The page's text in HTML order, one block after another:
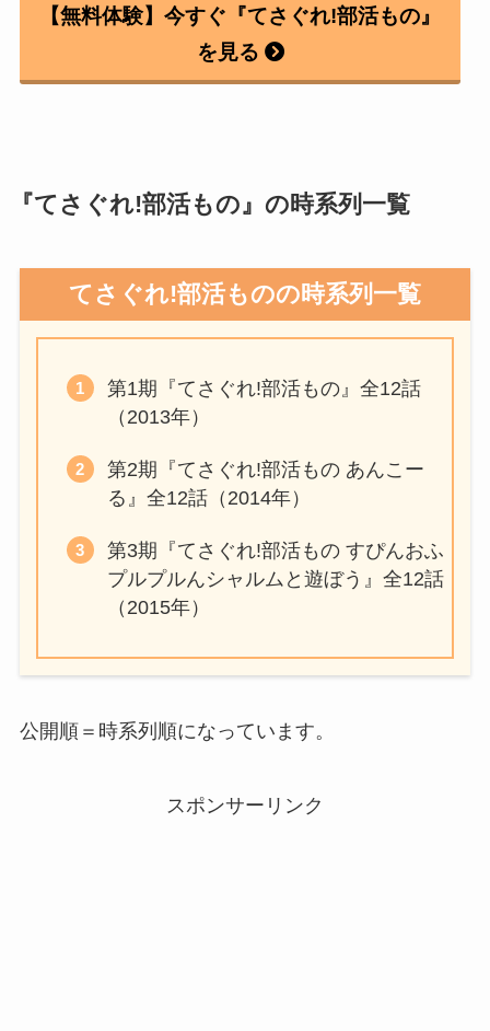
【無料体験】今すぐ『てさぐれ!部活もの』
を見る
『てさぐれ!部活もの』の時系列一覧
てさぐれ!部活ものの時系列一覧
第1期『てさぐれ!部活もの』全12話
（2013年）
第2期『てさぐれ!部活もの あんこー
る』全12話（2014年）
第3期『てさぐれ!部活もの すぴんおふ
プルプルんシャルムと遊ぼう』全12話
（2015年）
公開順＝時系列順になっています。
スポンサーリンク